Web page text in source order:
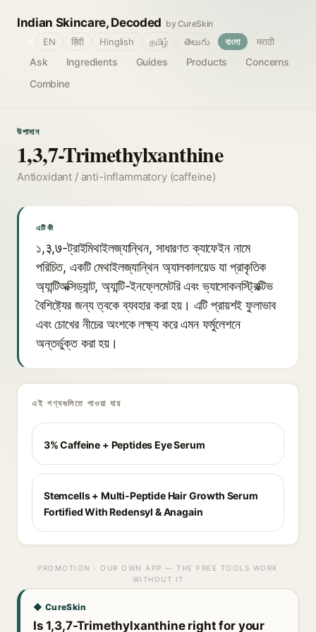
Indian Skincare, Decoded by CureSkin
Ask Ingredients Guides Products
Concerns
Combine
EN हिंदी Hinglish தமிழ் తెలుగు বাংলা मराठी
উপাদান
1,3,7-Trimethylxanthine
Antioxidant / anti-inflammatory (caffeine)
এটি কী
১,३,७-ট্রাইমিথাইলজ্যান্থিন, সাধারণত ক্যাফেইন নামে
পরিচিত, একটি মেথাইলজ্যান্থিন অ্যালকালয়েড যা প্রাকৃতিক
অ্যান্টিঅক্সিড্যান্ট, অ্যান্টি-ইনফ্লেমেটরি এবং ভ্যাসোকনস্ট্রিক্টিভ
বৈশিষ্ট্যের জন্য ত্বকে ব্যবহার করা হয়। এটি প্রায়শই ফুলাভাব
এবং চোখের নীচের অংশকে লক্ষ্য করে এমন ফর্মুলেশনে
অন্তর্ভুক্ত করা হয়।
এই পণ্যগুলিতে পাওয়া যায়
3% Caffeine + Peptides Eye Serum
Stemcells + Multi-Peptide Hair Growth Serum
Fortified With Redensyl & Anagain
PROMOTION · OUR OWN APP — THE FREE TOOLS WORK
WITHOUT IT
◆ CureSkin
Is 1,3,7-Trimethylxanthine right for your